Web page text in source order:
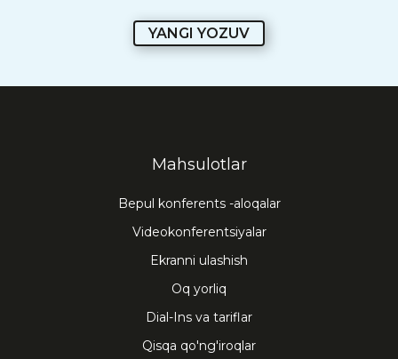
YANGI YOZUV
Mahsulotlar
Bepul konferents -aloqalar
Videokonferentsiyalar
Ekranni ulashish
Oq yorliq
Dial-Ins va tariflar
Qisqa qo'ng'iroqlar